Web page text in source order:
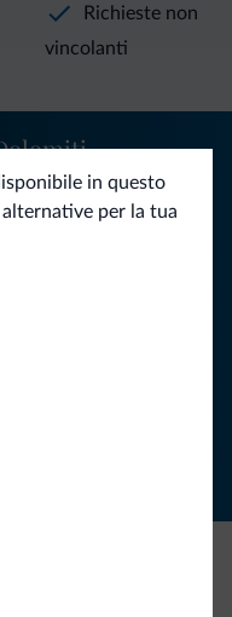
in questo
per la tua
Richieste non
vincolanti
e news per la tua
collezione